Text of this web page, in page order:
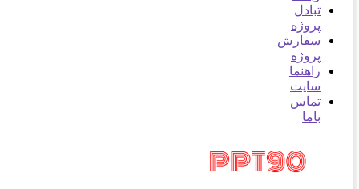
تبادل
پروژه
سفارش
پروژه
راهنما
سایت
تماس